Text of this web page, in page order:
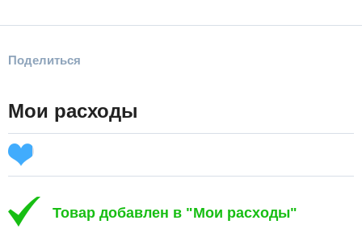
Поделиться
Мои расходы
Товар добавлен в "Мои расходы"